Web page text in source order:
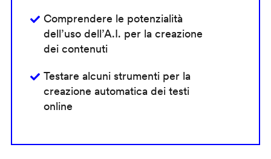
Comprendere le potenzialità
dell’uso dell’A.I. per la creazione
dei contenuti
Testare alcuni strumenti per la
creazione automatica dei testi
online